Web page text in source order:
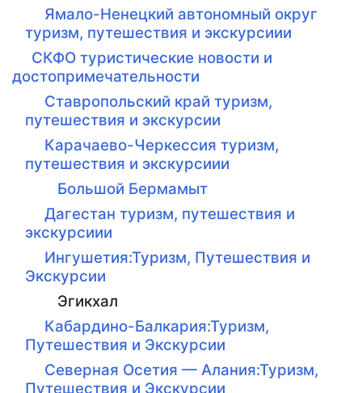
Ямало-Ненецкий автономный округ
туризм, путешествия и экскурсиии
СКФО туристические новости и
достопримечательности
Ставропольский край туризм,
путешествия и экскурсии
Карачаево-Черкессия туризм,
путешествия и экскурсиии
Большой Бермамыт
Дагестан туризм, путешествия и
экскурсиии
Ингушетия:Туризм, Путешествия и
Экскурсии
Эгикхал
Кабардино-Балкария:Туризм,
Путешествия и Экскурсии
Северная Осетия — Алания:Туризм,
Путешествия и Экскурсии